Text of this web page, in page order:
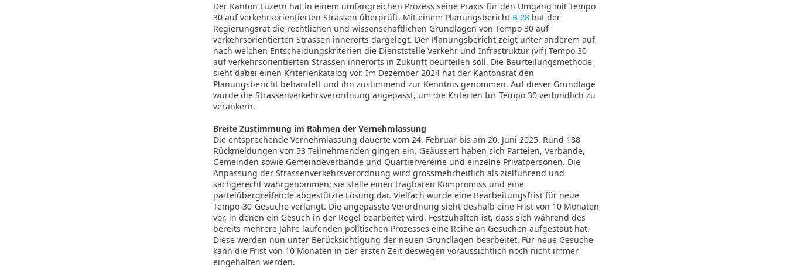
Der Kanton Luzern hat in einem umfangreichen Prozess seine Praxis für den Umgang mit Tempo
30 auf verkehrsorientierten Strassen überprüft. Mit einem Planungsbericht B 28 hat der
Regierungsrat die rechtlichen und wissenschaftlichen Grundlagen von Tempo 30 auf
verkehrsorientierten Strassen innerorts dargelegt. Der Planungsbericht zeigt unter anderem auf,
nach welchen Entscheidungskriterien die Dienststelle Verkehr und Infrastruktur (vif) Tempo 30
auf verkehrsorientierten Strassen innerorts in Zukunft beurteilen soll. Die Beurteilungsmethode
sieht dabei einen Kriterienkatalog vor. Im Dezember 2024 hat der Kantonsrat den
Planungsbericht behandelt und ihn zustimmend zur Kenntnis genommen. Auf dieser Grundlage
wurde die Strassenverkehrsverordnung angepasst, um die Kriterien für Tempo 30 verbindlich zu
verankern.
Breite Zustimmung im Rahmen der Vernehmlassung
Die entsprechende Vernehmlassung dauerte vom 24. Februar bis am 20. Juni 2025. Rund 188
Rückmeldungen von 53 Teilnehmenden gingen ein. Geäussert haben sich Parteien, Verbände,
Gemeinden sowie Gemeindeverbände und Quartiervereine und einzelne Privatpersonen. Die
Anpassung der Strassenverkehrsverordnung wird grossmehrheitlich als zielführend und
sachgerecht wahrgenommen; sie stelle einen tragbaren Kompromiss und eine
parteiübergreifende abgestützte Lösung dar. Vielfach wurde eine Bearbeitungsfrist für neue
Tempo-30-Gesuche verlangt. Die angepasste Verordnung sieht deshalb eine Frist von 10 Monaten
vor, in denen ein Gesuch in der Regel bearbeitet wird. Festzuhalten ist, dass sich während des
bereits mehrere Jahre laufenden politischen Prozesses eine Reihe an Gesuchen aufgestaut hat.
Diese werden nun unter Berücksichtigung der neuen Grundlagen bearbeitet. Für neue Gesuche
kann die Frist von 10 Monaten in der ersten Zeit deswegen voraussichtlich noch nicht immer
eingehalten werden.